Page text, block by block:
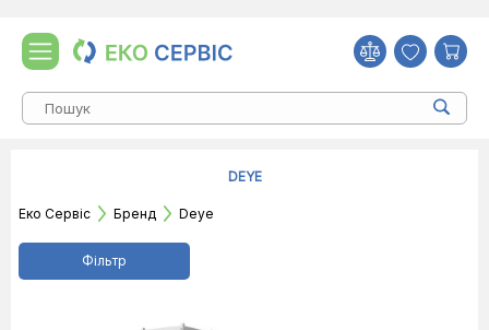
DEYE
Еко Сервіс Бренд Deye
Фільтр